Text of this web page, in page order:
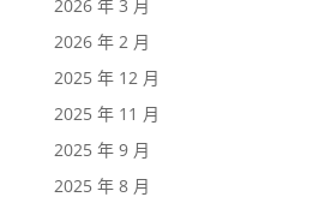
2026 年 3 月
2026 年 2 月
2025 年 12 月
2025 年 11 月
2025 年 9 月
2025 年 8 月